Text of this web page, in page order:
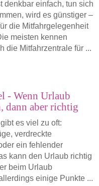
denkbar einfach, tun sich
wird es günstiger –
die Mitfahrgelegenheit
meisten kennen
die Mitfahrzentrale für ...
- Wenn Urlaub
dann aber richtig
es viel zu oft:
verdreckte
ein fehlender
kann den Urlaub richtig
beim Urlaub
einige Punkte ...